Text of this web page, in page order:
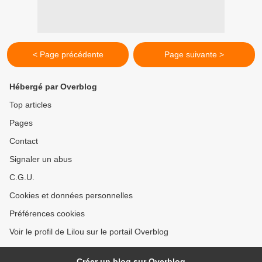
< Page précédente Page suivante >
Hébergé par Overblog
Top articles
Pages
Contact
Signaler un abus
C.G.U.
Cookies et données personnelles
Préférences cookies
Voir le profil de Lilou sur le portail Overblog